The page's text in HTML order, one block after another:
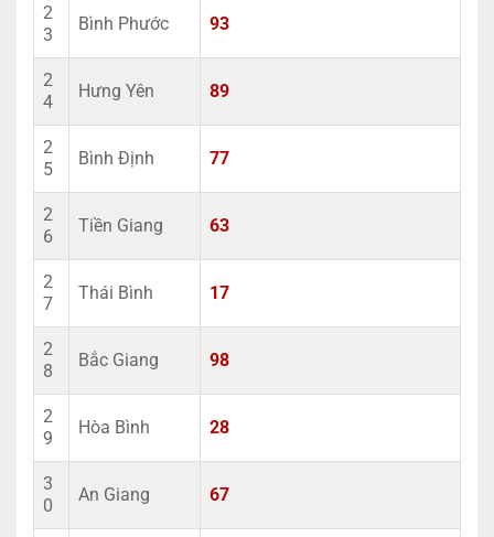
2
3
Bình Phước 93
2
4
Hưng Yên 89
2
5
Bình Định 77
2
6
Tiền Giang 63
2
7
Thái Bình 17
2
8
Bắc Giang 98
2
9
Hòa Bình 28
3
0
An Giang 67